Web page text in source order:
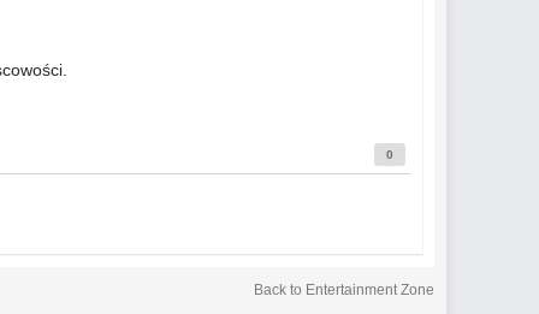
0
Back to Entertainment Zone